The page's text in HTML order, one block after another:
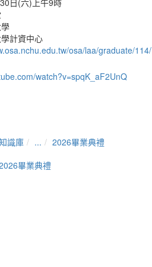
日(六)上午9時
計資中心
osa/laa/graduate/114/
watch?v=spqK_aF2UnQ
識庫 ...
2026畢業典禮
畢業典禮